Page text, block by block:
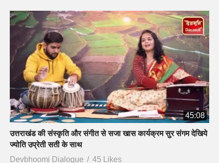
45:08
उत्तराखंड की संस्कृति और संगीत से सजा खास कार्यक्रम सुर संगम देखिये
ज्योति उप्रेती सती के साथ
Devbhoomi Dialogue
45 Likes